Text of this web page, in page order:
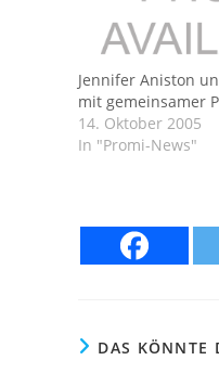
Jennifer Aniston
mit gemeinsamer
14. Oktober 2005
In "Promi-News"
DAS KÖNNTE